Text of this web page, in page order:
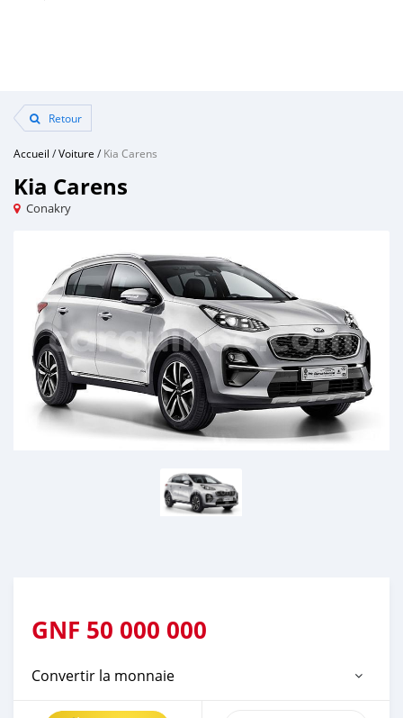
Retour
Accueil /Voiture /Kia Carens
Kia Carens
Conakry
GNF 50 000 000
Convertir la monnaie